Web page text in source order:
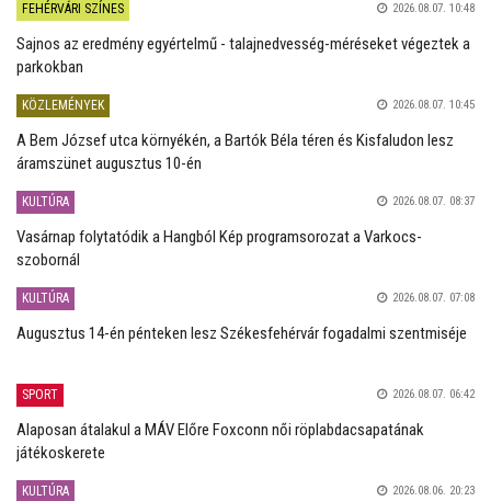
FEHÉRVÁRI SZÍNES 2026.08.07. 10:48
Sajnos az eredmény egyértelmű - talajnedvesség-méréseket végeztek a
parkokban
KÖZLEMÉNYEK 2026.08.07. 10:45
A Bem József utca környékén, a Bartók Béla téren és Kisfaludon lesz
áramszünet augusztus 10-én
KULTÚRA 2026.08.07. 08:37
Vasárnap folytatódik a Hangból Kép programsorozat a Varkocs-
szobornál
KULTÚRA 2026.08.07. 07:08
Augusztus 14-én pénteken lesz Székesfehérvár fogadalmi szentmiséje
SPORT 2026.08.07. 06:42
Alaposan átalakul a MÁV Előre Foxconn női röplabdacsapatának
játékoskerete
KULTÚRA 2026.08.06. 20:23